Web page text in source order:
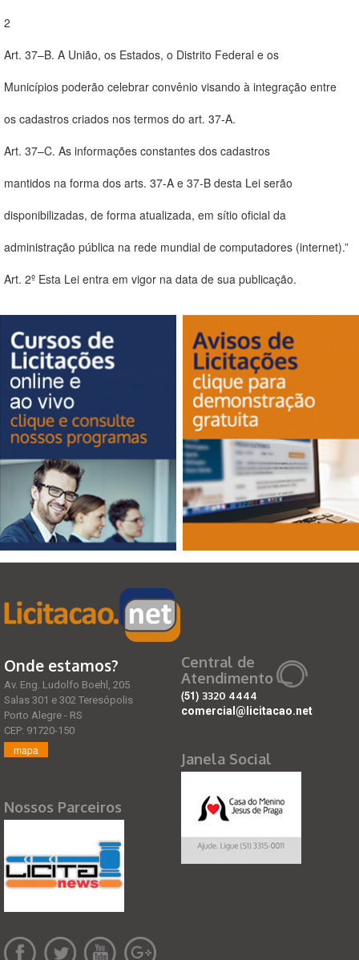
2
Art. 37–B. A União, os Estados, o Distrito Federal e os
Municípios poderão celebrar convênio visando à integração entre
os cadastros criados nos termos do art. 37-A.
Art. 37–C. As informações constantes dos cadastros
mantidos na forma dos arts. 37-A e 37-B desta Lei serão
disponibilizadas, de forma atualizada, em sítio oficial da
administração pública na rede mundial de computadores (internet).”
Art. 2º Esta Lei entra em vigor na data de sua publicação.
Onde estamos?
Av. Eng. Ludolfo Boehl, 205
Salas 301 e 302 Teresópolis
Porto Alegre - RS
CEP: 91720-150
mapa
Nossos Parceiros
Central de
Atendimento
(51) 3320 4444
comercial@licitacao.net
Janela Social